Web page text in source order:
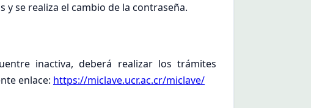
se realiza el cambio de la contraseña.
inactiva, deberá realizar los trámites
enlace: https://miclave.ucr.ac.cr/miclave/